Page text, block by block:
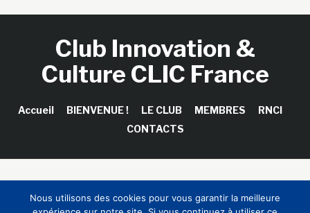
Club Innovation &
Culture CLIC France
Accueil BIENVENUE ! LE CLUB MEMBRES
RNCI
CONTACTS
Sinapses Conseils
Nous utilisons des cookies pour vous garantir la meilleure